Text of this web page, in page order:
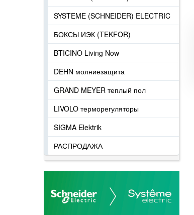
SYSTEME (SCHNEIDER) ELECTRIC
БОКСЫ ИЭК (TEKFOR)
BTICINO Living Now
DEHN молниезащита
GRAND MEYER теплый пол
LIVOLO терморегуляторы
SIGMA Elektrik
РАСПРОДАЖА